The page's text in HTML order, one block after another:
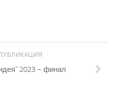
2023 – финал